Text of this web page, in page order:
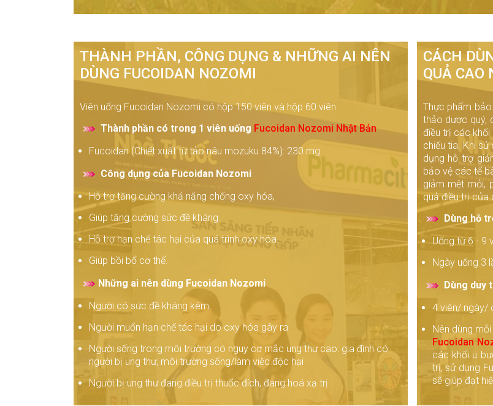
THÀNH PHẦN, CÔNG DỤNG & NHỮNG AI NÊN
DÙNG FUCOIDAN NOZOMI
Viên uống Fucoidan Nozomi có hộp 150 viên và hộp 60 viên
Thành phần có trong 1 viên uống Fucoidan Nozomi Nhật Bản
Fucoidan (Chiết xuất từ tảo nâu mozuku 84%): 230 mg
Công dụng của Fucoidan Nozomi
Hỗ trợ tăng cường khả năng chống oxy hóa,
Giúp tăng cường sức đề kháng.
Hỗ trợ hạn chế tác hại của quá trình oxy hóa.
Giúp bồi bổ cơ thể.
Những ai nên dùng Fucoidan Nozomi
Người có sức đề kháng kém.
Người muốn hạn chế tác hại do oxy hóa gây ra
Người sống trong môi trường có nguy cơ mắc ung thư cao: gia đình có
người bị ung thư, môi trường sống/làm việc độc hại
Người bị ung thư đang điều trị thuốc đích, đang hoá xạ trị
CÁCH
QUẢ CAO
Thực phẩm
thảo dược quý,
điều trị các
chiếu tia. Khi
dụng hỗ trợ
bảo vệ các tế
giảm mệt mỏi,
quả điều trị của
Dùng hỗ
Uống từ 6 - 9
Ngày uống 3
Dùng duy
4 viên/ ngày/
Nên dùng
Fucoidan
các khối u
trị, sử dụng
sẽ giúp đạt